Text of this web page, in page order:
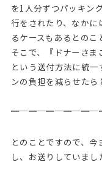
を1人分ずつパッキン
行をされたり、なか
るケースもあるとのこ
そこで、『ドナーさま
という送付方法に統
ンの負担を減らせたら
とのことですので、
し、お送りしていまし